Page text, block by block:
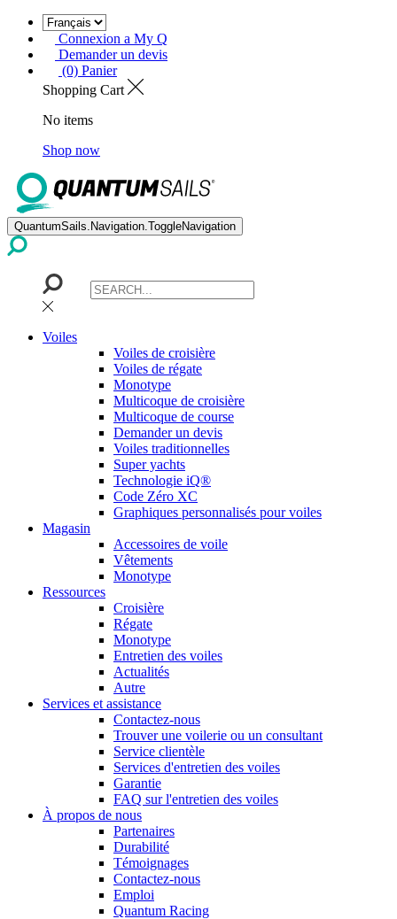
Connexion a My Q
Demander un devis
(0) Panier
Shopping Cart
No items
Shop now
QuantumSails.Navigation.ToggleNavigation
Voiles
Voiles de croisière
Voiles de régate
Monotype
Multicoque de croisière
Multicoque de course
Demander un devis
Voiles traditionnelles
Super yachts
Technologie iQ®
Code Zéro XC
Graphiques personnalisés pour voiles
Magasin
Accessoires de voile
Vêtements
Monotype
Ressources
Croisière
Régate
Monotype
Entretien des voiles
Actualités
Autre
Services et assistance
Contactez-nous
Trouver une voilerie ou un consultant
Service clientèle
Services d'entretien des voiles
Garantie
FAQ sur l'entretien des voiles
À propos de nous
Partenaires
Durabilité
Témoignages
Contactez-nous
Emploi
Quantum Racing